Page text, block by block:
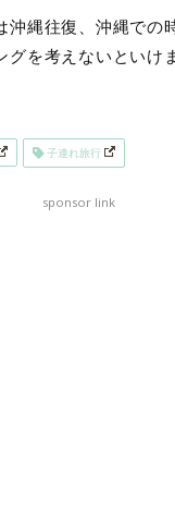
沖縄往復、沖縄での
を考えないといけ
子連れ旅行
sponsor link